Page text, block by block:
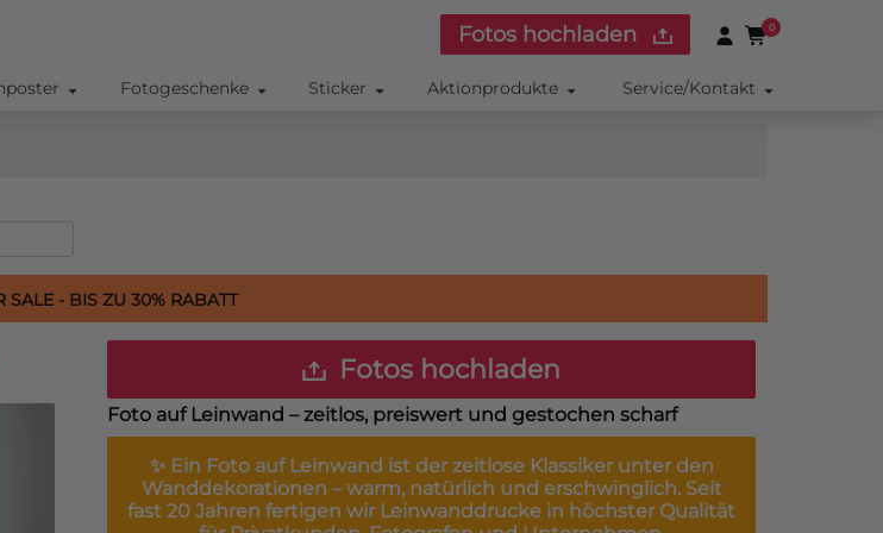
Fotos hochladen 0
Fotogeschenke Sticker Aktionprodukte Service/Kontakt
SALE - BIS ZU 30% RABATT
Fotos hochladen
Foto auf Leinwand – zeitlos, preiswert und gestochen scharf
✨ Ein Foto auf Leinwand ist der zeitlose Klassiker unter den
Wanddekorationen – warm, natürlich und erschwinglich. Seit
fast 20 Jahren fertigen wir Leinwanddrucke in höchster Qualität